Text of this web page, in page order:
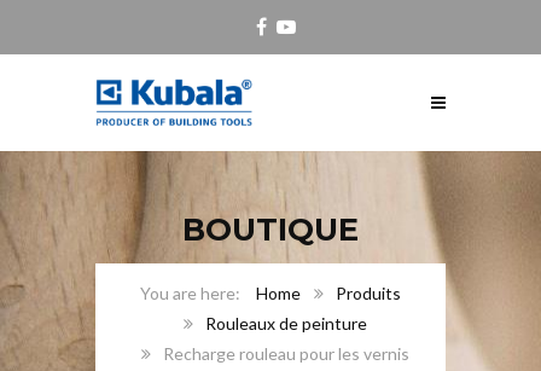
BOUTIQUE
Home
Produits
Rouleaux de peinture
Recharge rouleau pour les vernis